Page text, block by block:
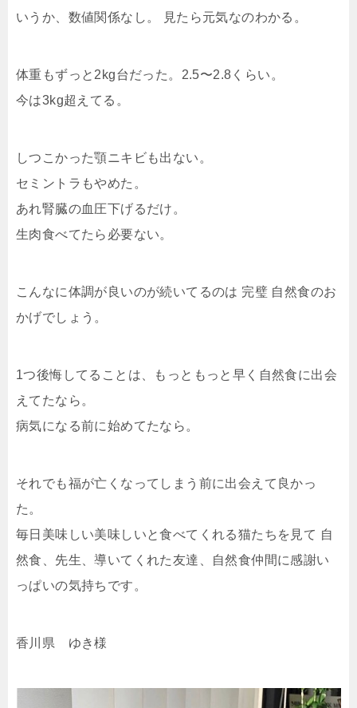
いうか、数値関係なし。 見たら元気なのわかる。
体重もずっと2kg台だった。2.5〜2.8くらい。
今は3kg超えてる。
しつこかった顎ニキビも出ない。
セミントラもやめた。
あれ腎臓の血圧下げるだけ。
生肉食べてたら必要ない。
こんなに体調が良いのが続いてるのは 完璧 自然食のお
かげでしょう。
1つ後悔してることは、もっともっと早く自然食に出会
えてたなら。
病気になる前に始めてたなら。
それでも福が亡くなってしまう前に出会えて良かっ
た。
毎日美味しい美味しいと食べてくれる猫たちを見て 自
然食、先生、導いてくれた友達、自然食仲間に感謝い
っぱいの気持ちです。
香川県 ゆき様